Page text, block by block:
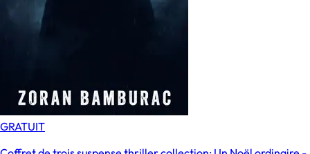
GRATUIT